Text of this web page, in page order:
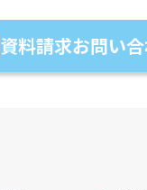
資料請求お問い